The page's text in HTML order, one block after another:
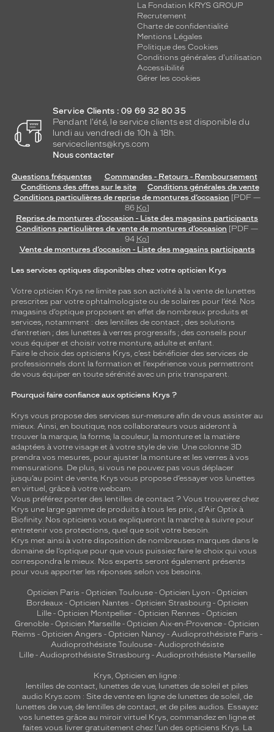
La Fondation KRYS GROUP
Recrutement
Charte de confidentialité
Mentions Légales
Politique des Cookies
Conditions générales d'utilisation
Accessibilité
Gérer les cookies
Service Clients : 09 69 32 80 35
Pendant l'été, le service clients est disponible du
lundi au vendredi de 10h à 18h.
serviceclients@krys.com
Nous contacter
Questions fréquentes
Commandes - Retours - Remboursement
Conditions des offres sur le site
Conditions générales de vente
Conditions particulières de reprise de montures d’occasion [PDF —
86 Ko]
Reprise de montures d’occasion - Liste des magasins participants
Conditions particulières de vente de montures d’occasion [PDF —
94 Ko]
Vente de montures d’occasion - Liste des magasins participants
Les services optiques disponibles chez votre opticien Krys
Votre opticien Krys ne limite pas son activité à la vente de lunettes
prescrites par votre ophtalmologiste ou de solaires pour l’été. Nos
magasins d’optique proposent en effet de nombreux produits et
services, notamment : des lentilles de contact ; des solutions
d’entretien ; des lunettes à verres progressifs ; des conseils pour
vous équiper et choisir votre monture, adulte et enfant.
Faire le choix des opticiens Krys, c’est bénéficier des services de
professionnels dont la formation et l’expérience vous permettront
de vous équiper en toute sérénité avec un prix transparent.
Pourquoi faire confiance aux opticiens Krys ?
Krys vous propose des services sur-mesure afin de vous assister au
mieux. Ainsi, en boutique, nos collaborateurs vous aideront à
trouver la marque, la forme, la couleur, la monture et la matière
adaptées à votre visage et à votre style de vie. Une colonne 3D
prendra vos mesures, pour ajuster la monture et les verres à vos
mensurations. De plus, si vous ne pouvez pas vous déplacer
jusqu’au point de vente, Krys vous propose d’essayer vos lunettes
en virtuel, grâce à votre webcam.
Vous préférez porter des lentilles de contact ? Vous trouverez chez
Krys une large gamme de produits à tous les prix , d’Air Optix à
Biofinity. Nos opticiens vous expliqueront la marche à suivre pour
entretenir vos protections, quel que soit votre besoin.
Krys met ainsi à votre disposition de nombreuses marques dans le
domaine de l’optique pour que vous puissiez faire le choix qui vous
correspondra le mieux. Nos experts seront également présents
pour vous apporter les réponses selon vos besoins.
Opticien Paris - Opticien Toulouse- Opticien Lyon - Opticien
Bordeaux- Opticien Nantes - Opticien Strasbourg - Opticien
Lille - Opticien Montpellier - Opticien Rennes - Opticien
Grenoble - Opticien Marseille - Opticien Aix-en-Provence - Opticien
Reims - Opticien Angers - Opticien Nancy - Audioprothésiste Paris -
Audioprothésiste Toulouse- Audioprothésiste
Lille- Audioprothésiste Strasbourg - Audioprothésiste Marseille
Krys, Opticien en ligne :
lentilles de contact, lunettes de vue, lunettes de soleil et piles
audio Krys.com : Site de vente en ligne de lunettes de soleil, de
lunettes de vue, de lentilles de contact, et de piles audios. Essayez
vos lunettes grâce au miroir virtuel Krys, commandez en ligne et
faites vous livrer gratuitement chez l'un des opticiens Krys. La